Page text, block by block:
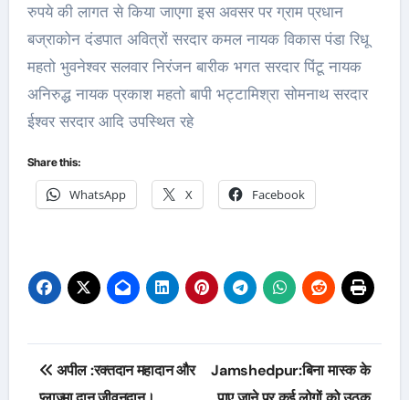
रुपये की लागत से किया जाएगा इस अवसर पर ग्राम प्रधान
बज्राकोन दंडपात अवित्रों सरदार कमल नायक विकास पंडा रिधू
महतो भुवनेश्वर सलवार निरंजन बारीक भगत सरदार पिंटू नायक
अनिरुद्ध नायक प्रकाश महतो बापी भट्टामिश्रा सोमनाथ सरदार
ईश्वर सरदार आदि उपस्थित रहे
Share this:
WhatsApp X Facebook
Post
अपील :रक्तदान महादान और
Jamshedpur:बिना मास्क के